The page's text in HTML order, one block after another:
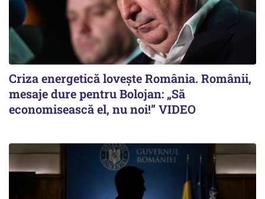
Criza energetică lovește România. Românii,
mesaje dure pentru Bolojan: „Să
economisească el, nu noi!” VIDEO